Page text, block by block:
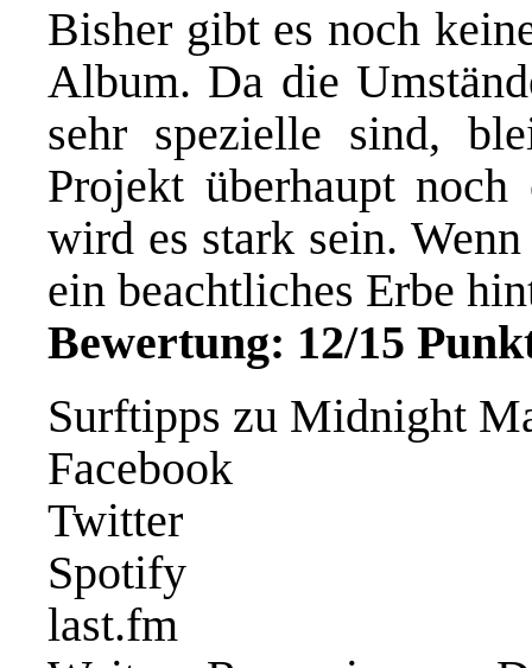
Bisher gibt es noch
Album. Da die
sehr spezielle sind,
Projekt überhaupt
wird es stark sein.
ein beachtliches Erbe
Bewertung: 12/15
Surftipps zu Midnight
Facebook
Twitter
Spotify
last.fm